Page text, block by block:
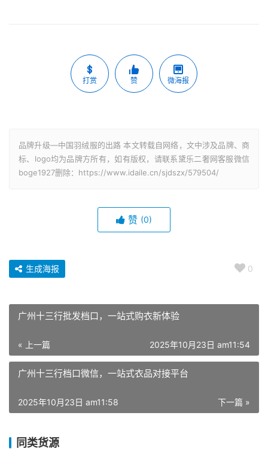
打赏 赞 微海报
品牌升级—中国羽绒服的出路 本文转载自网络，文中涉及品牌、商
标、logo均为品牌方所有，如有版权，请联系黛乐二奢网客服微信
boge1927删除：https://www.idaile.cn/sjdszx/579504/
赞 (0)
0
生成海报
广州十三行批发档口，一站式购衣新体验
« 上一篇 2025年10月23日 am11:54
广州十三行档口微信，一站式衣品对接平台
下一篇 »
2025年10月23日 am11:58
同类货源